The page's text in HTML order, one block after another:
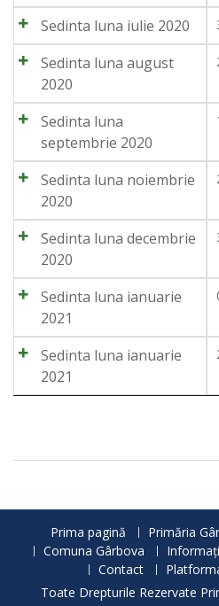
Sedinta luna iulie 2020
Sedinta luna august
2020
Sedinta luna
septembrie 2020
Sedinta luna noiembrie
2020
Sedinta luna decembrie
2020
Sedinta luna ianuarie
2021
Sedinta luna ianuarie
2021
Prima pagină Primăria
Comuna Gârbova
Contact
Toate Drepturile Rezervate